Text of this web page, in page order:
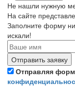
Не нашли нужную
На сайте
Заполните форму
искали!
Отправляя